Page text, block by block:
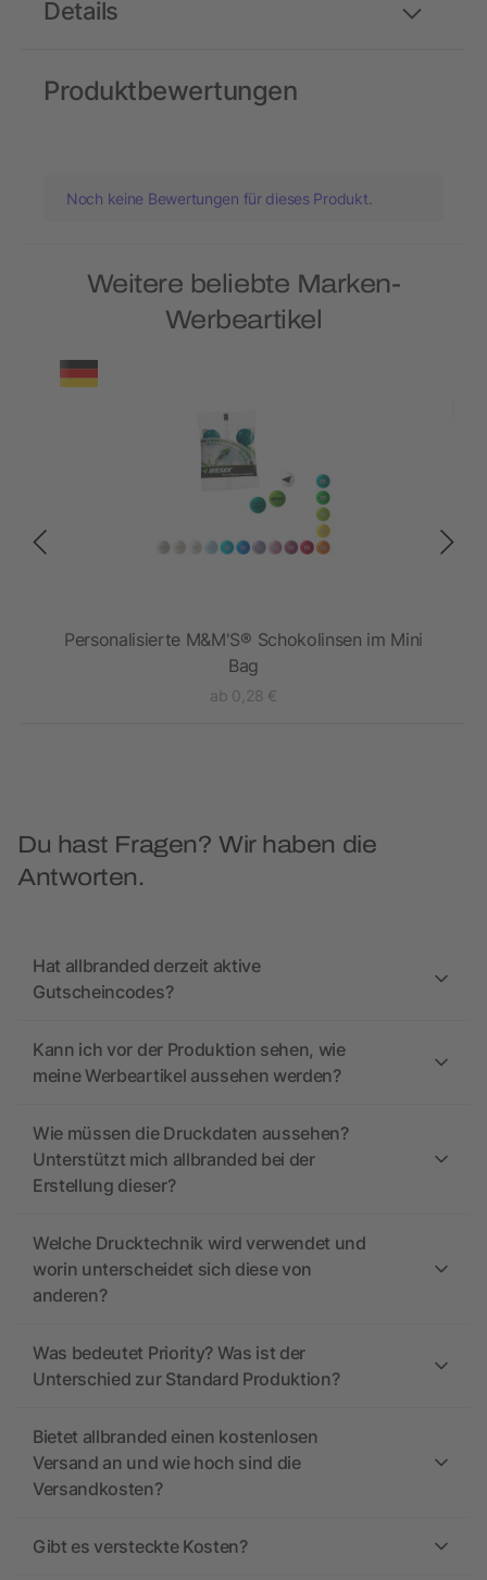
Details
Produktbewertungen
Noch keine Bewertungen für dieses Produkt.
Weitere beliebte Marken-
Werbeartikel
Personalisierte M&M'S® Schokolinsen im Mini
Bag
ab 0,28 €
Du hast Fragen? Wir haben die
Antworten.
Hat allbranded derzeit aktive
Gutscheincodes?
Kann ich vor der Produktion sehen, wie
meine Werbeartikel aussehen werden?
Wie müssen die Druckdaten aussehen?
Unterstützt mich allbranded bei der
Erstellung dieser?
Welche Drucktechnik wird verwendet und
worin unterscheidet sich diese von
anderen?
Was bedeutet Priority? Was ist der
Unterschied zur Standard Produktion?
Bietet allbranded einen kostenlosen
Versand an und wie hoch sind die
Versandkosten?
Gibt es versteckte Kosten?